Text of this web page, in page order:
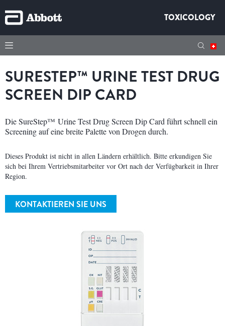
TOXICOLOGY
SURESTEP™ URINE TEST DRUG
SCREEN DIP CARD
Die SureStep™ Urine Test Drug Screen Dip Card führt schnell ein
Screening auf eine breite Palette von Drogen durch.
Dieses Produkt ist nicht in allen Ländern erhältlich. Bitte erkundigen Sie
sich bei Ihrem Vertriebsmitarbeiter vor Ort nach der Verfügbarkeit in Ihrer
Region.
KONTAKTIEREN SIE UNS